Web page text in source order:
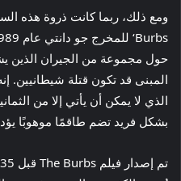
حول مجموعة من الجيران الذين
المبنى قد تكون قتلة شيطانيين.
الذي لا يمكن أن يأتي إلا من
بشكل فريد تضم طاقمًا موهوبًا